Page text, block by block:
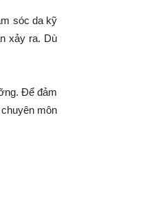
sóc da kỹ
xảy ra. Dù
Để đảm
môn